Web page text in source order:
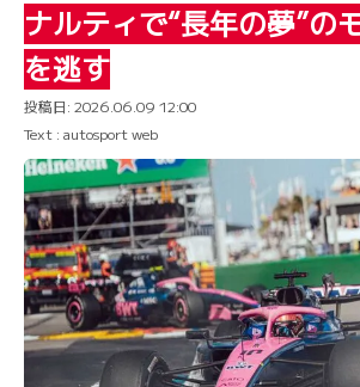
ナルティで“長年の夢”の
を逃す
投稿日: 2026.06.09 12:00
Text : autosport web